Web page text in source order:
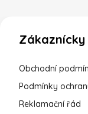
Zákaznícky
Obchodní
Podmínky
Reklamační řád